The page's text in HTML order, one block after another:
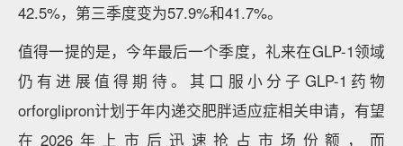
42.5%，第三季度变为57.9%和41.7%。
值得一提的是，今年最后一个季度，礼来在GLP-1领域
仍有进展值得期待。其口服小分子GLP-1药物
orforglipron计划于年内递交肥胖适应症相关申请，有望
在2026年上市后迅速抢占市场份额，而